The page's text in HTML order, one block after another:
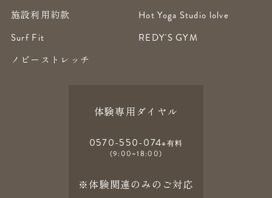
施設利用約款
Hot Yoga Studio lolve
Surf Fit
REDY'S GYM
ノビーストレッチ
体験専用ダイヤル
0570-550-074※有料
(9:00~18:00)
※体験関連のみのご対応